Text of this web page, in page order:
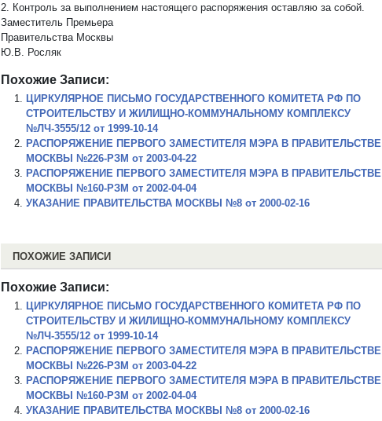
2. Контроль за выполнением настоящего распоряжения оставляю за собой.
Заместитель Премьера
Правительства Москвы
Ю.В. Росляк
Похожие Записи:
ЦИРКУЛЯРНОЕ ПИСЬМО ГОСУДАРСТВЕННОГО КОМИТЕТА РФ ПО
СТРОИТЕЛЬСТВУ И ЖИЛИЩНО-КОММУНАЛЬНОМУ КОМПЛЕКСУ
№ЛЧ-3555/12 от 1999-10-14
РАСПОРЯЖЕНИЕ ПЕРВОГО ЗАМЕСТИТЕЛЯ МЭРА В ПРАВИТЕЛЬСТВЕ
МОСКВЫ №226-РЗМ от 2003-04-22
РАСПОРЯЖЕНИЕ ПЕРВОГО ЗАМЕСТИТЕЛЯ МЭРА В ПРАВИТЕЛЬСТВЕ
МОСКВЫ №160-РЗМ от 2002-04-04
УКАЗАНИЕ ПРАВИТЕЛЬСТВА МОСКВЫ №8 от 2000-02-16
ПОХОЖИЕ ЗАПИСИ
Похожие Записи:
ЦИРКУЛЯРНОЕ ПИСЬМО ГОСУДАРСТВЕННОГО КОМИТЕТА РФ ПО
СТРОИТЕЛЬСТВУ И ЖИЛИЩНО-КОММУНАЛЬНОМУ КОМПЛЕКСУ
№ЛЧ-3555/12 от 1999-10-14
РАСПОРЯЖЕНИЕ ПЕРВОГО ЗАМЕСТИТЕЛЯ МЭРА В ПРАВИТЕЛЬСТВЕ
МОСКВЫ №226-РЗМ от 2003-04-22
РАСПОРЯЖЕНИЕ ПЕРВОГО ЗАМЕСТИТЕЛЯ МЭРА В ПРАВИТЕЛЬСТВЕ
МОСКВЫ №160-РЗМ от 2002-04-04
УКАЗАНИЕ ПРАВИТЕЛЬСТВА МОСКВЫ №8 от 2000-02-16